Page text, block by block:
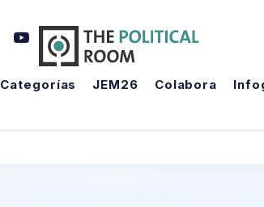
Categorías JEM26 Colabora